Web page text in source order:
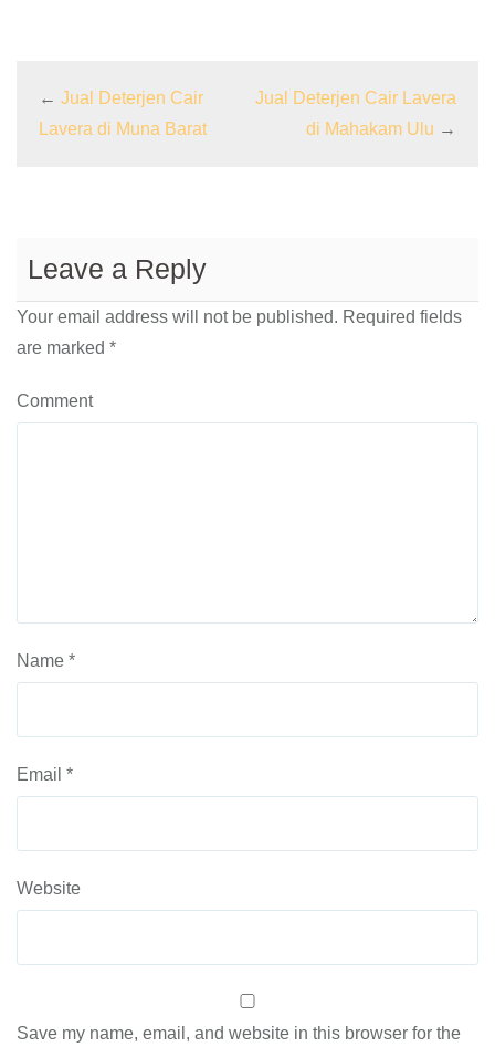
← Jual Deterjen Cair
Lavera di Muna Barat
Jual Deterjen Cair Lavera
di Mahakam Ulu →
Leave a Reply
Your email address will not be published. Required fields
are marked *
Comment
Name *
Email *
Website
Save my name, email, and website in this browser for the